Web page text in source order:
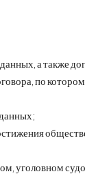
а также
по
уголовном